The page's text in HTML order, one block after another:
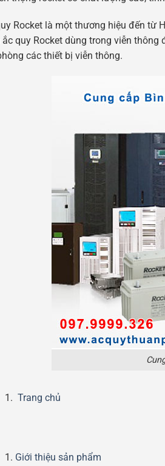
Rocket là một thương hiệu đến từ
ắc quy Rocket dùng trong viễn
các thiết bị viễn thông.
Trang chủ
Giới thiệu sản phẩm